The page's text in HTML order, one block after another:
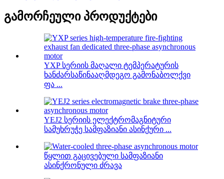
გამორჩეული პროდუქტები
YXP სერიის მაღალი ტემპერატურის
ხანძარსაწინააღმდეგო გამონაბოლქვი
ფა ...
YEJ2 სერიის ელექტრომაგნიტური
სამუხრუჭე სამფაზიანი ასინქური ...
წყლით გაცივებული სამფაზიანი
ასინქრონული ძრავა